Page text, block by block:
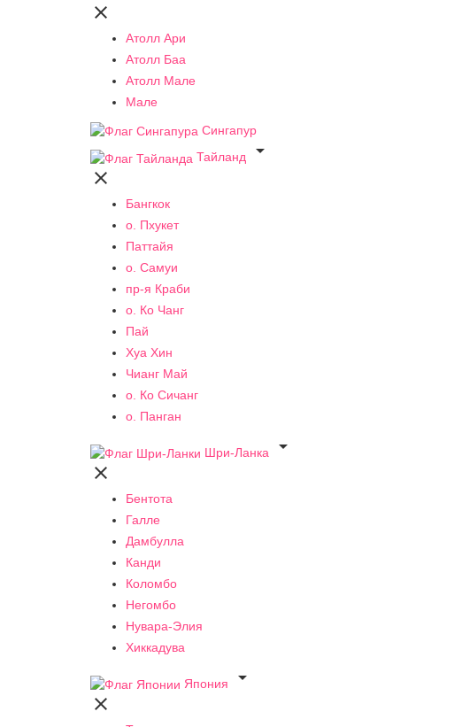

Атолл Ари
Атолл Баа
Атолл Мале
Мале
Сингапур
Тайланд


Бангкок
о. Пхукет
Паттайя
о. Самуи
пр-я Краби
о. Ко Чанг
Пай
Хуа Хин
Чианг Май
о. Ко Сичанг
о. Панган
Шри-Ланка


Бентота
Галле
Дамбулла
Канди
Коломбо
Негомбо
Нувара-Элия
Хиккадува
Япония

